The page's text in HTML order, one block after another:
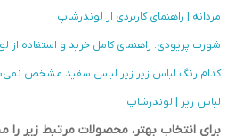
مردانه | راهنمای کاربردی از لوندرشاپ
شورت پریودی: راهنمای کامل خرید و استفاده از
کدام رنگ لباس زیر زیر لباس سفید مشخص
لباس زیر | لوندرشاپ
برای انتخاب بهتر، محصولات مرتبط زیر را